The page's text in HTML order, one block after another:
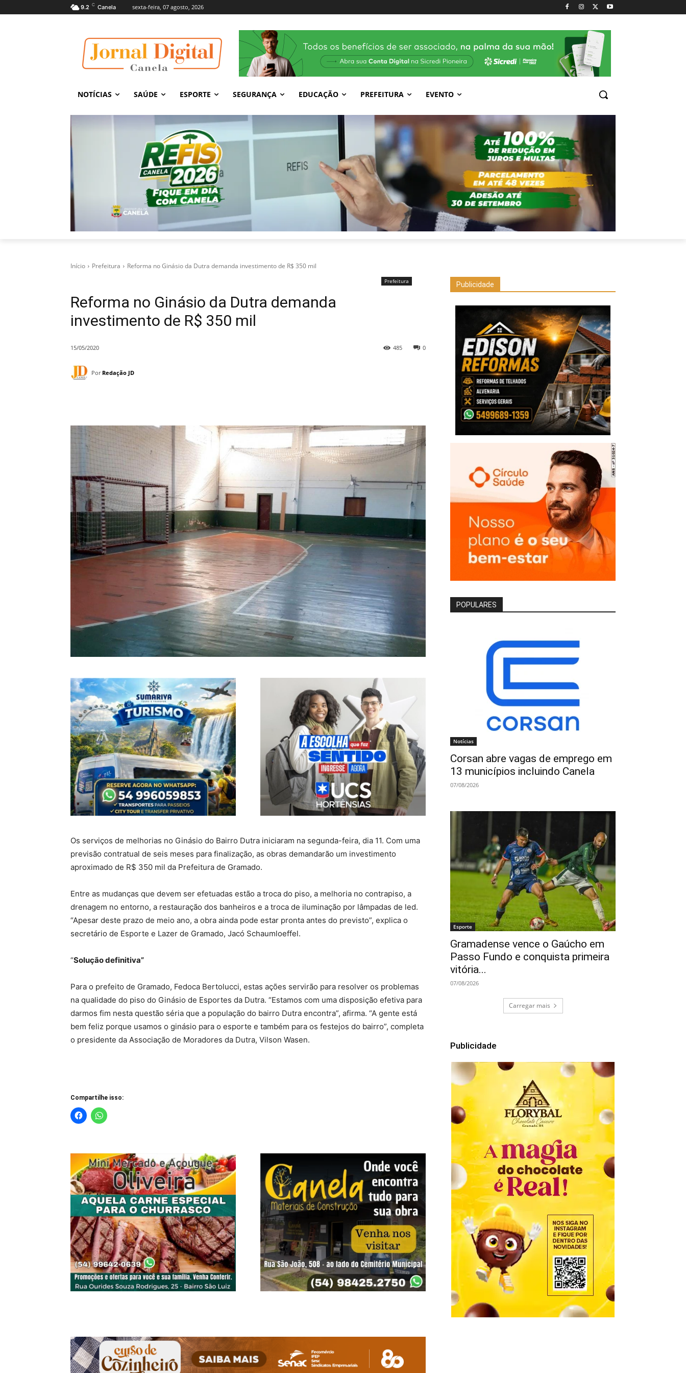
9.2 C Canela sexta-feira, 07 agosto, 2026
NOTÍCIAS SAÚDE ESPORTE SEGURANÇA EDUCAÇÃO PREFEITURA EVENTO
Início Prefeitura Reforma no Ginásio da Dutra demanda investimento de R$ 350 mil
Prefeitura
Reforma no Ginásio da Dutra demanda
investimento de R$ 350 mil
15/05/2020 0
485
Por Redação JD
Os serviços de melhorias no Ginásio do Bairro Dutra iniciaram na segunda-feira, dia 11. Com uma
previsão contratual de seis meses para finalização, as obras demandarão um investimento
aproximado de R$ 350 mil da Prefeitura de Gramado.
Entre as mudanças que devem ser efetuadas estão a troca do piso, a melhoria no contrapiso, a
drenagem no entorno, a restauração dos banheiros e a troca de iluminação por lâmpadas de led.
“Apesar deste prazo de meio ano, a obra ainda pode estar pronta antes do previsto”, explica o
secretário de Esporte e Lazer de Gramado, Jacó Schaumloeffel.
“Solução definitiva”
Para o prefeito de Gramado, Fedoca Bertolucci, estas ações servirão para resolver os problemas
na qualidade do piso do Ginásio de Esportes da Dutra. “Estamos com uma disposição efetiva para
darmos fim nesta questão séria que a população do bairro Dutra encontra”, afirma. “A gente está
bem feliz porque usamos o ginásio para o esporte e também para os festejos do bairro”, completa
o presidente da Associação de Moradores da Dutra, Vilson Wasen.
Compartilhe isso:
Publicidade
POPULARES
Notícias
Corsan abre vagas de emprego em
13 municípios incluindo Canela
07/08/2026
Esporte
Gramadense vence o Gaúcho em
Passo Fundo e conquista primeira
vitória...
07/08/2026
Carregar mais
Publicidade